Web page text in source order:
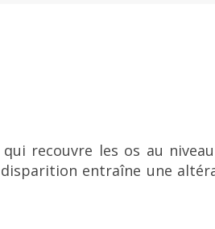
recouvre les os au
entraîne une